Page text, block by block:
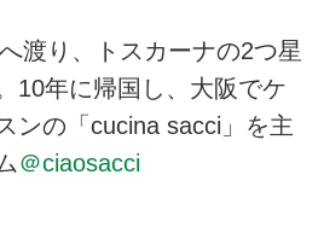
渡り、トスカーナの2つ星
10年に帰国し、大阪でケ
ンの「cucina sacci」を主
＠ciaosacci